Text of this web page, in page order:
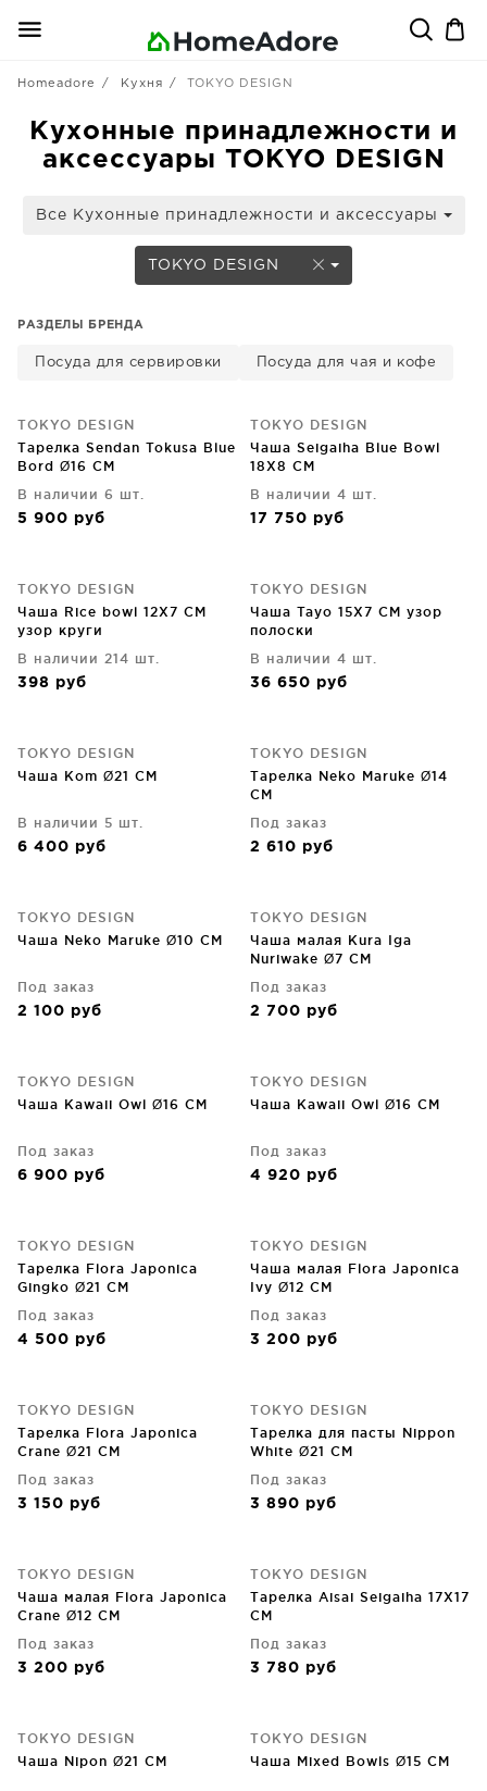
Homeadore Кухня TOKYO DESIGN
Кухонные принадлежности и
аксессуары TOKYO DESIGN
Все Кухонные принадлежности и аксессуары
TOKYO DESIGN
РАЗДЕЛЫ БРЕНДА
Посуда для сервировки Посуда для чая и кофе
TOKYO DESIGN
Тарелка Sendan Tokusa Blue
Bord Ø16 CM
В наличии 6 шт.
5 900 руб
TOKYO DESIGN
Чаша Seigaiha Blue Bowl
18X8 CM
В наличии 4 шт.
17 750 руб
TOKYO DESIGN
Чаша Rice bowl 12X7 CM
узор круги
В наличии 214 шт.
398 руб
TOKYO DESIGN
Чаша Tayo 15X7 CM узор
полоски
В наличии 4 шт.
36 650 руб
TOKYO DESIGN
Чаша Kom Ø21 CM
В наличии 5 шт.
6 400 руб
TOKYO DESIGN
Тарелка Neko Maruke Ø14
CM
Под заказ
2 610 руб
TOKYO DESIGN
Чаша Neko Maruke Ø10 CM
Под заказ
2 100 руб
TOKYO DESIGN
Чаша малая Kura Iga
Nuriwake Ø7 CM
Под заказ
2 700 руб
TOKYO DESIGN
Чаша Kawaii Owl Ø16 CM
Под заказ
6 900 руб
TOKYO DESIGN
Чаша Kawaii Owl Ø16 CM
Под заказ
4 920 руб
TOKYO DESIGN
Тарелка Flora Japonica
Gingko Ø21 CM
Под заказ
4 500 руб
TOKYO DESIGN
Чаша малая Flora Japonica
Ivy Ø12 CM
Под заказ
3 200 руб
TOKYO DESIGN
Тарелка Flora Japonica
Crane Ø21 CM
Под заказ
3 150 руб
TOKYO DESIGN
Тарелка для пасты Nippon
White Ø21 CM
Под заказ
3 890 руб
TOKYO DESIGN
Чаша малая Flora Japonica
Crane Ø12 CM
Под заказ
3 200 руб
TOKYO DESIGN
Тарелка Aisai Seigaiha 17X17
CM
Под заказ
3 780 руб
TOKYO DESIGN
Чаша Nipon Ø21 CM
TOKYO DESIGN
Чаша Mixed Bowls Ø15 CM